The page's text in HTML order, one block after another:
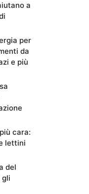
a
per
da
e più
cara:
lettini
del
gli